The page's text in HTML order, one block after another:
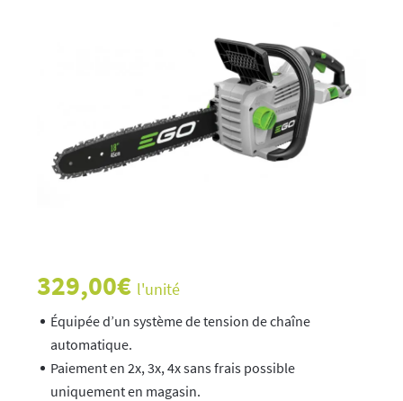
329,00€ l'unité
Équipée d’un système de tension de chaîne
automatique.
Paiement en 2x, 3x, 4x sans frais possible
uniquement en magasin.